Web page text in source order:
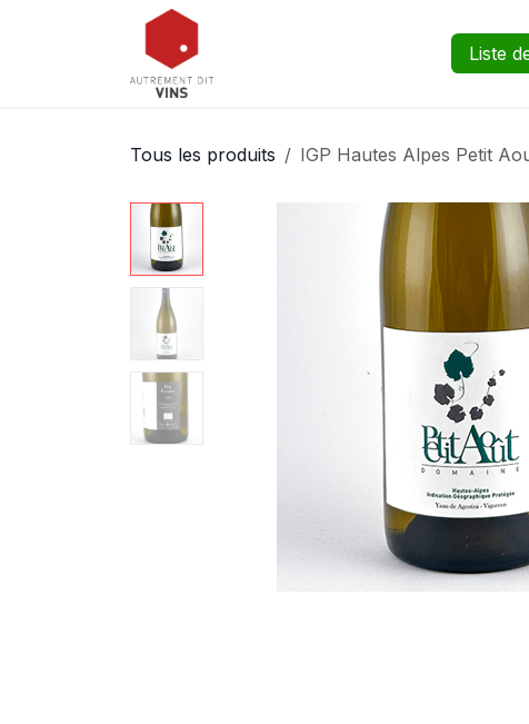
Se rendre au contenu
Liste
Tous les produits IGP Hautes Alpes Petit